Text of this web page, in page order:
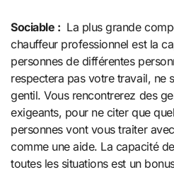
Sociable : La plus grande
chauffeur professionnel est la
personnes de différentes
respectera pas votre travail, ne
gentil. Vous rencontrerez des
exigeants, pour ne citer que
personnes vont vous traiter
comme une aide. La capacité
toutes les situations est un